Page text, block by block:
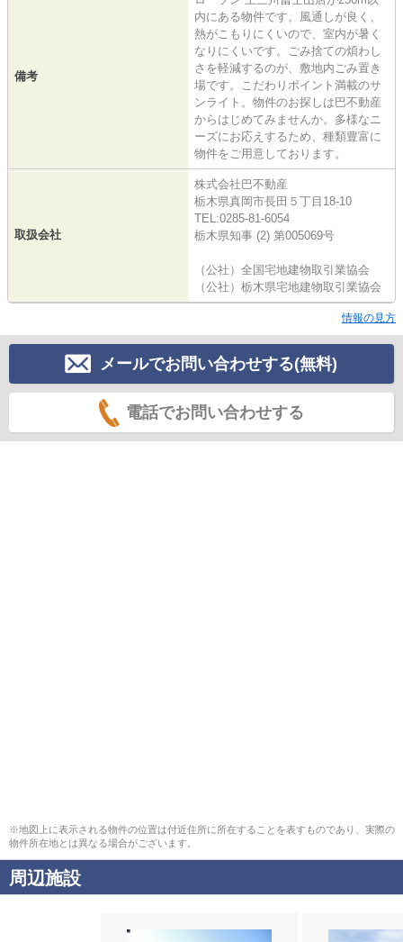
備考
内にある物件です。風通しが良く、
熱がこもりにくいので、室内が暑く
なりにくいです。ごみ捨ての煩わし
さを軽減するのが、敷地内ごみ置き
場です。こだわりポイント満載のサ
ンライト。物件のお探しは巴不動産
からはじめてみませんか。多様なニ
ーズにお応えするため、種類豊富に
物件をご用意しております。
取扱会社
株式会社巴不動産
栃木県真岡市長田５丁目18-10
TEL:0285-81-6054
栃木県知事 (2) 第005069号
（公社）全国宅地建物取引業協会
（公社）栃木県宅地建物取引業協会
情報の見方
メールでお問い合わせする(無料)
電話でお問い合わせする
※地図上に表示される物件の位置は付近住所に所在することを表すものであり、実際の
物件所在地とは異なる場合がございます。
周辺施設